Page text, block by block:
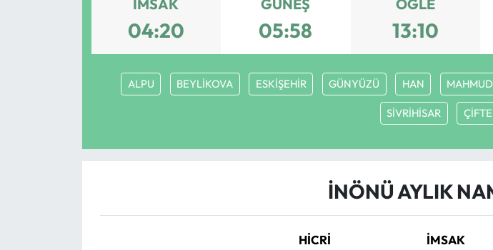
İMSAK
04:20
GÜNEŞ
05:58
ÖĞLE
13:10
ALPU BEYLİKOVA ESKİŞEHİR GÜNYÜZÜ HAN
SİVRİHİSAR
İNÖNÜ AYLIK
HİCRİ İMSAK